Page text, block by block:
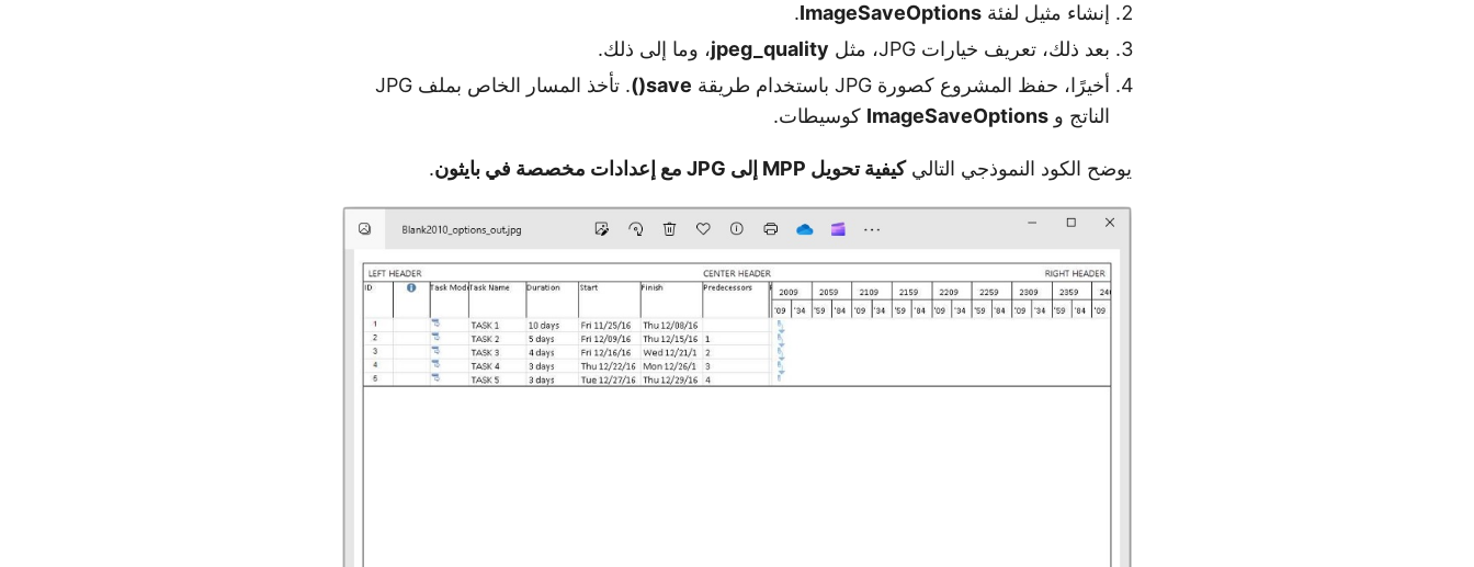
إنشاء مثيل لفئة ImageSaveOptions
.
بعد ذلك، تعريف خيارات JPG، مثل
jpeg_quality، وما إلى ذلك.
أخيرًا، حفظ المشروع كصورة JPG باستخدام طريقة
save()
. تأخذ المسار الخاص بملف JPG
الناتج و ImageSaveOptions كوسيطات.
يوضح الكود النموذجي التاليكيفية تحويل MPP إلى JPG مع إعدادات مخصصة في بايثون .